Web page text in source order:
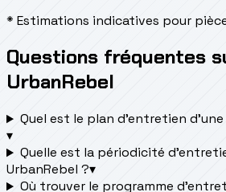
* Estimations indicatives pour
Questions fréquentes
UrbanRebel
Quel est le plan d’entretien
▾
Quelle est la périodicité
UrbanRebel ?▾
Où trouver le programme